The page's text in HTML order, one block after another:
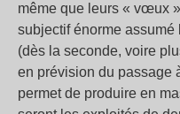
même que leurs « vœux
subjectif énorme
(dès la seconde, voire
en prévision du passage
permet de produire en